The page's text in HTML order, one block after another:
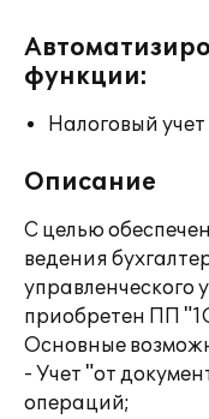
функции:
Налоговый учет
Описание
С целью
ведения
приобретен ПП
Основные
- Учет "от
операций;